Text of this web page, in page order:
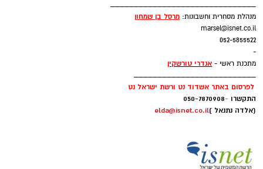
_______________________________
מנהלת מסחרית וחשבונות: מרסל בן שמחון
marsel@isnet.co.il
052-5855522
-
מתכנת ראשי - אנדרי טורשקין
__________________________
לפרסום באתר אשדוד נט ורשת ישראל נט
התקשרו -
050-7870908
(אלדה נתנאל )elda@isnet.co.il